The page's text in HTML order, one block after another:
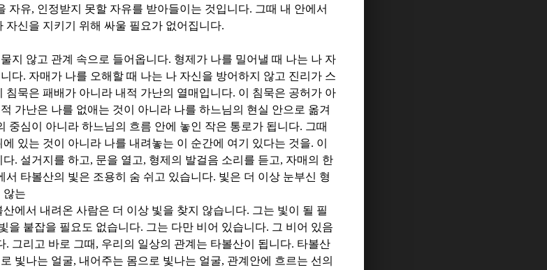
자유, 인정받지 못할 자유를 받아들이는 것입니다. 그때 내 안에서
자신을 지키기 위해 싸울 필요가 없어집니다.
지 않고 관계 속으로 들어옵니다. 형제가 나를 밀어낼 때 나는 나 자
다. 자매가 나를 오해할 때 나는 나 자신을 방어하지 않고 진리가 스
침묵은 패배가 아니라 내적 가난의 열매입니다. 이 침묵은 공허가 아
가난은 나를 없애는 것이 아니라 나를 하느님의 현실 안으로 옮겨
중심이 아니라 하느님의 흐름 안에 놓인 작은 통로가 됩니다. 그때
있는 것이 아니라 나를 내려놓는 이 순간에 여기 있다는 것을. 이
다. 설거지를 하고, 문을 열고, 형제의 발걸음 소리를 듣고, 자매의 한
서 타볼산의 빛은 조용히 숨 쉬고 있습니다. 빛은 더 이상 눈부신 형
않는
산에서 내려온 사람은 더 이상 빛을 찾지 않습니다. 그는 빛이 될 필
을 붙잡을 필요도 없습니다. 그는 다만 비어 있습니다. 그 비어 있음
. 그리고 바로 그때 , 우리의 일상의 관계는 타볼산이 됩니다. 타볼산
빛나는 얼굴, 내어주는 몸으로 빛나는 얼굴, 관계안에 흐르는 선의